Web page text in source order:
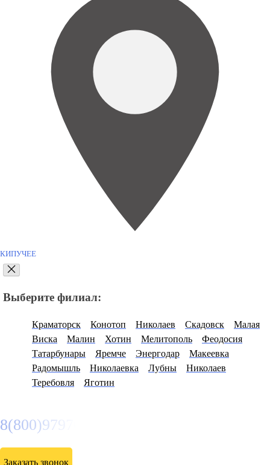
КИПУЧЕЕ
Выберите филиал:
Краматорск Конотоп Николаев Скадовск
Малая
Виска
Малин Хотин Мелитополь
Феодосия
Татарбунары
Яремче Энергодар
Макеевка
Радомышль
Николаевка Лубны
Николаев
Теребовля
Яготин
8(800)9797043
Заказать звонок